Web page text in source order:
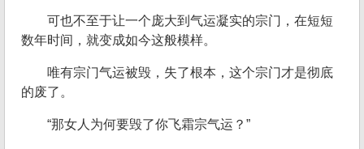
可也不至于让一个庞大到气运凝实的宗门，在短短
数年时间，就变成如今这般模样。
唯有宗门气运被毁，失了根本，这个宗门才是彻底
的废了。
“那女人为何要毁了你飞霜宗气运？”